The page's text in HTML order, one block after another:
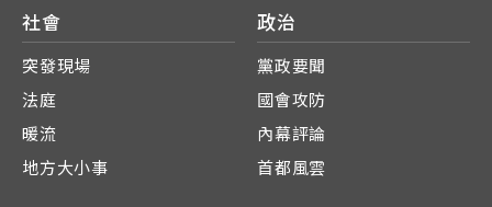
社會
突發現場
法庭
暖流
地方大小事
政治
黨政要聞
國會攻防
內幕評論
首都風雲